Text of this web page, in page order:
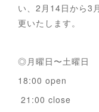
い、2月14日から3
更いたします。
◎月曜日〜土曜日
18:00 open
21:00 close